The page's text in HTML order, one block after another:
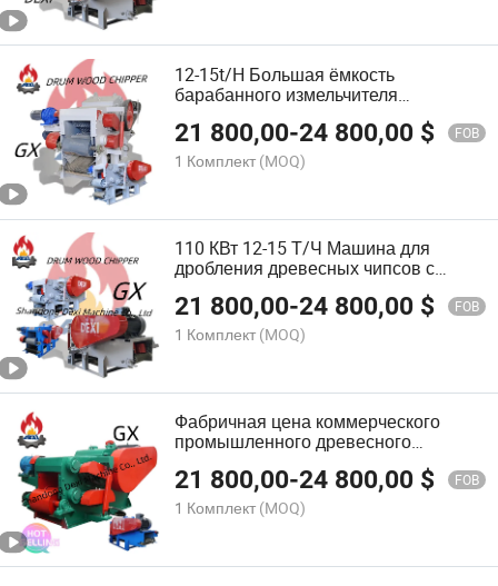
12-15t/H Большая ёмкость
барабанного измельчителя
21 800,00-24 800,00 $ FOB
1 Комплект (MOQ)
110 КВт 12-15 Т/Ч Машина для
дробления древесных чипсов с
21 800,00-24 800,00 $ FOB
1 Комплект (MOQ)
Фабричная цена коммерческого
промышленного древесного
измельчителя с мощностью 12-15 т/ч
21 800,00-24 800,00 $ FOB
1 Комплект (MOQ)